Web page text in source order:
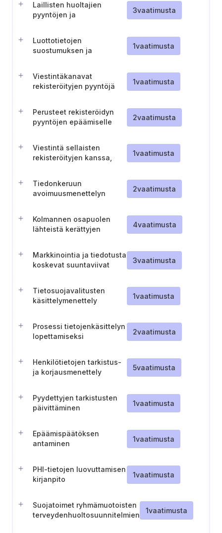
Laillisten huoltajien
pyyntöjen ja
3vaatimusta
Luottotietojen
suostumuksen ja
1vaatimusta
Viestintäkanavat
rekisteröityjen pyyntöjä
1vaatimusta
Perusteet rekisteröidyn
pyyntöjen epäämiselle
2vaatimusta
Viestintä sellaisten
rekisteröityjen kanssa,
1vaatimusta
Tiedonkeruun
avoimuusmenettelyn
2vaatimusta
Kolmannen osapuolen
lähteistä kerättyjen
4vaatimusta
Markkinointia ja tiedotusta
koskevat suuntaviivat
3vaatimusta
Tietosuojavalitusten
käsittelymenettely
1vaatimusta
Prosessi tietojenkäsittelyn
lopettamiseksi
2vaatimusta
Henkilötietojen tarkistus-
ja korjausmenettely
5vaatimusta
Pyydettyjen tarkistusten
päivittäminen
1vaatimusta
Epäämispäätöksen
antaminen
1vaatimusta
PHI-tietojen luovuttamisen
kirjanpito
1vaatimusta
Suojatoimet ryhmämuotoisten
terveydenhuoltosuunnitelmien
1vaatimusta